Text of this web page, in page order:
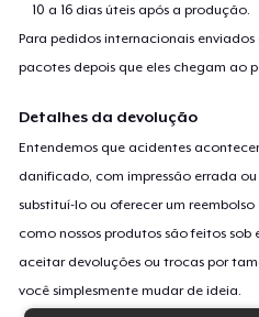
10 a 16 dias úteis após a produção.
Para pedidos internacionais enviados
pacotes depois que eles chegam ao
Detalhes da devolução
Entendemos que acidentes
danificado, com impressão errada
substituí-lo ou oferecer um
como nossos produtos são feitos
aceitar devoluções ou trocas por
você simplesmente mudar de ideia.